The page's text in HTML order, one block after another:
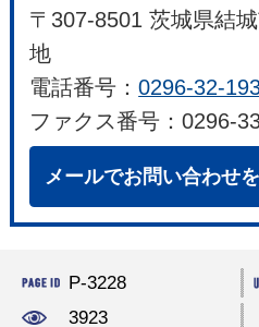
〒307-8501 茨城県結
地
電話番号：0296-32-
ファクス番号：0296-
メールでお問い合わせ
P-3228
3923